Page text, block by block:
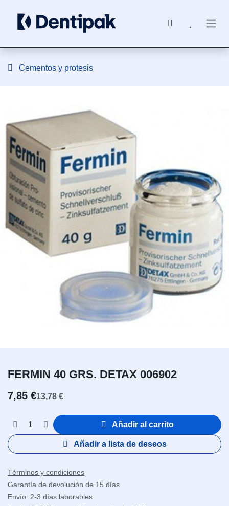
Cementos y protesis
FERMIN 40 GRS. DETAX 006902
7,85 €13,78€
Añadir al carrito
Añadir a lista de deseos
Términos y condiciones
Garantía de devolución de 15 días
Envío: 2-3 días laborables